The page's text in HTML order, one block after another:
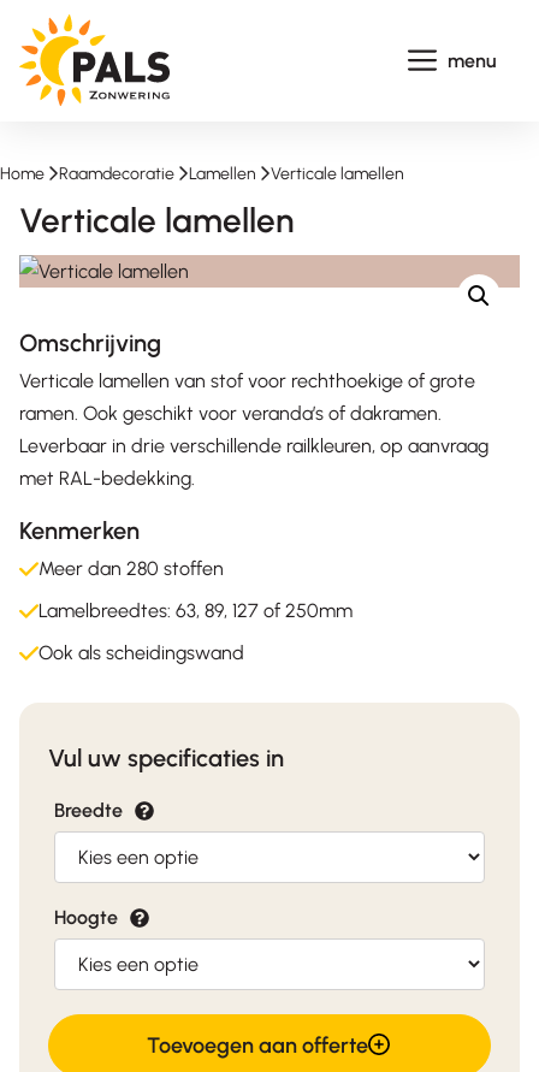
naar
menu
Home -Raamdecoratie -Lamellen -Verticale lamellen
Verticale lamellen
Omschrijving
Verticale lamellen van stof voor rechthoekige of grote
ramen. Ook geschikt voor veranda’s of dakramen.
Leverbaar in drie verschillende railkleuren, op aanvraag
met RAL-bedekking.
Kenmerken
Meer dan 280 stoffen
Lamelbreedtes: 63, 89, 127 of 250mm
Ook als scheidingswand
Vul uw specificaties in
Breedte
Hoogte
Verticale
lamellen
Toevoegen aan offerte